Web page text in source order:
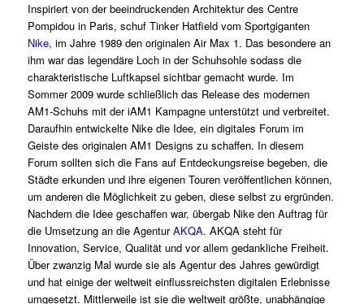
Inspiriert von der beeindruckenden Architektur des Centre
Pompidou in Paris, schuf Tinker Hatfield vom Sportgiganten
Nike, im Jahre 1989 den originalen Air Max 1. Das besondere an
ihm war das legendäre Loch in der Schuhsohle sodass die
charakteristische Luftkapsel sichtbar gemacht wurde. Im
Sommer 2009 wurde schließlich das Release des modernen
AM1-Schuhs mit der iAM1 Kampagne unterstützt und verbreitet.
Daraufhin entwickelte Nike die Idee, ein digitales Forum im
Geiste des originalen AM1 Designs zu schaffen. In diesem
Forum sollten sich die Fans auf Entdeckungsreise begeben, die
Städte erkunden und ihre eigenen Touren veröffentlichen können,
um anderen die Möglichkeit zu geben, diese selbst zu ergründen.
Nachdem die Idee geschaffen war, übergab Nike den Auftrag für
die Umsetzung an die AgenturAKQA. AKQA steht für
Innovation, Service, Qualität und vor allem gedankliche Freiheit.
Über zwanzig Mal wurde sie als Agentur des Jahres gewürdigt
und hat einige der weltweit einflussreichsten digitalen Erlebnisse
umgesetzt. Mittlerweile ist sie die weltweit größte, unabhängige